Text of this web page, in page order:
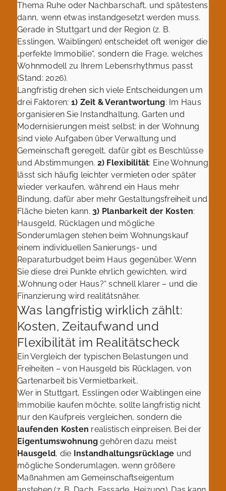
Thema Ruhe oder Nachbarschaft, und spätestens
dann, wenn etwas instandgesetzt werden muss.
Gerade in Stuttgart und der Region (z. B.
Esslingen, Waiblingen) entscheidet oft weniger die
„perfekte Immobilie“, sondern die Frage, welches
Wohnmodell zu Ihrem Lebensrhythmus passt
(Stand: 2026).
Langfristig drehen sich viele Entscheidungen um
drei Faktoren: 1) Zeit & Verantwortung: Im Haus
organisieren Sie Instandhaltung, Garten und
Modernisierungen meist selbst; in der Wohnung
sind viele Aufgaben über Verwaltung und
Gemeinschaft geregelt, dafür gibt es Beschlüsse
und Abstimmungen. 2) Flexibilität: Eine Wohnung
lässt sich häufig leichter vermieten oder später
wieder verkaufen, während ein Haus mehr
Bindung, dafür aber mehr Gestaltungsfreiheit und
Fläche bieten kann.3) Planbarkeit der Kosten:
Hausgeld, Rücklagen und mögliche
Sonderumlagen stehen beim Wohnungskauf
einem individuellen Sanierungs- und
Reparaturbudget beim Haus gegenüber. Wenn
Sie diese drei Punkte ehrlich gewichten, wird
„Wohnung oder Haus?“ schnell klarer – und die
Finanzierung wird realitätsnäher.
Was langfristig wirklich zählt:
Kosten, Zeitaufwand und
Flexibilität im Realitätscheck
Ein Vergleich der typischen Belastungen und
Freiheiten – von Hausgeld bis Rücklagen, von
Gartenarbeit bis Vermietbarkeit..
Wer in Stuttgart, Esslingen oder Waiblingen eine
Immobilie kaufen möchte, sollte langfristig nicht
nur den Kaufpreis vergleichen, sondern die
laufenden Kosten realistisch einpreisen. Bei der
Eigentumswohnung gehören dazu meist
Hausgeld, die Instandhaltungsrücklage und
mögliche Sonderumlagen, wenn größere
Maßnahmen am Gemeinschaftseigentum